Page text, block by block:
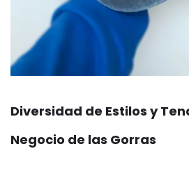
Diversidad de Estilos y
Negocio de las Gorras